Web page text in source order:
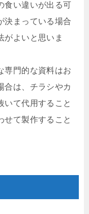
食い違いが出る可
決まっている場合
がよいと思いま
専門的な資料はお
合は、チラシやカ
いて代用すること
せて製作すること